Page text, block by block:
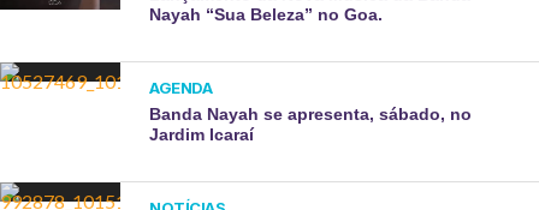
Nayah “Sua Beleza” no Goa.
AGENDA
Banda Nayah se apresenta, sábado, no
Jardim Icaraí